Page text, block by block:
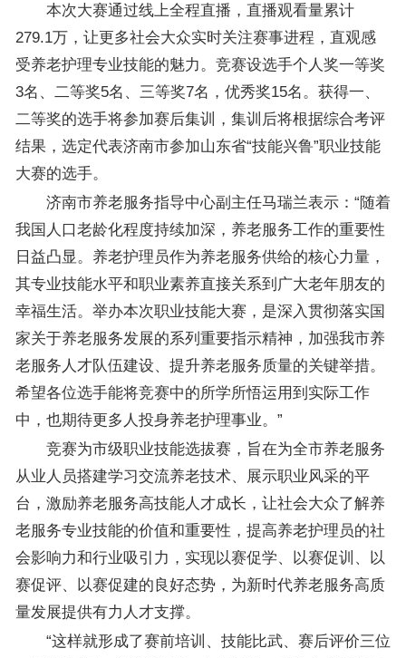
本次大赛通过线上全程直播，直播观看量累计
279.1万，让更多社会大众实时关注赛事进程，直观感
受养老护理专业技能的魅力。竞赛设选手个人奖一等奖
3名、二等奖5名、三等奖7名，优秀奖15名。获得一、
二等奖的选手将参加赛后集训，集训后将根据综合考评
结果，选定代表济南市参加山东省“技能兴鲁”职业技能
大赛的选手。
济南市养老服务指导中心副主任马瑞兰表示：“随着
我国人口老龄化程度持续加深，养老服务工作的重要性
日益凸显。养老护理员作为养老服务供给的核心力量，
其专业技能水平和职业素养直接关系到广大老年朋友的
幸福生活。举办本次职业技能大赛，是深入贯彻落实国
家关于养老服务发展的系列重要指示精神，加强我市养
老服务人才队伍建设、提升养老服务质量的关键举措。
希望各位选手能将竞赛中的所学所悟运用到实际工作
中，也期待更多人投身养老护理事业。”
竞赛为市级职业技能选拔赛，旨在为全市养老服务
从业人员搭建学习交流养老技术、展示职业风采的平
台，激励养老服务高技能人才成长，让社会大众了解养
老服务专业技能的价值和重要性，提高养老护理员的社
会影响力和行业吸引力，实现以赛促学、以赛促训、以
赛促评、以赛促建的良好态势，为新时代养老服务高质
量发展提供有力人才支撑。
“这样就形成了赛前培训、技能比武、赛后评价三位